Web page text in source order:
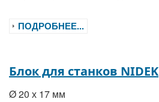
ПОДРОБНЕЕ...
Блок для станков NIDEK
Ø 20 х 17 мм